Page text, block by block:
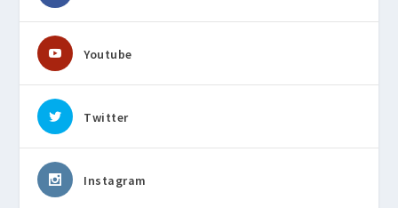
Youtube
Twitter
Instagram